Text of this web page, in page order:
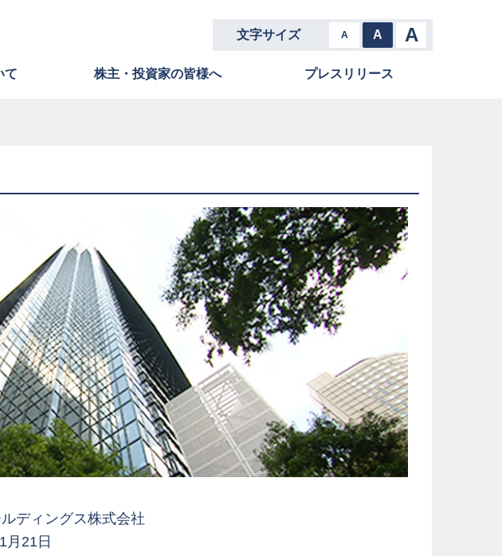
文字サイズ A A A
て 株主・投資家の皆様へ プレスリリース
ディングス株式会社
月21日